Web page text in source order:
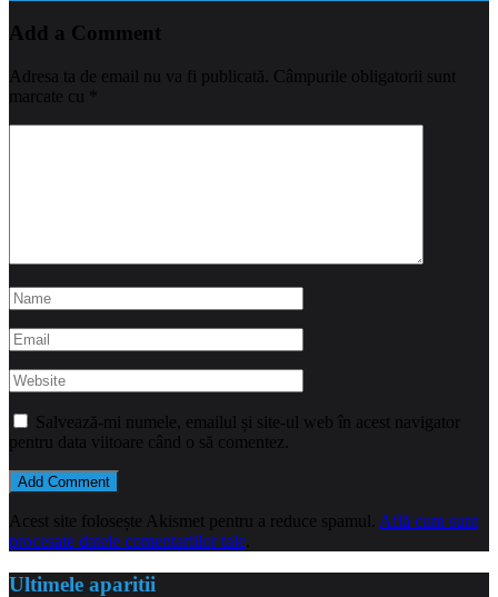
Add a Comment
Adresa ta de email nu va fi publicată. Câmpurile obligatorii sunt
marcate cu
Salvează-mi numele, emailul și site-ul web în acest navigator
pentru data viitoare când o să comentez.
Acest site folosește Akismet pentru a reduce spamul. Află cum sunt
procesate datele comentariilor tale
Ultimele aparitii